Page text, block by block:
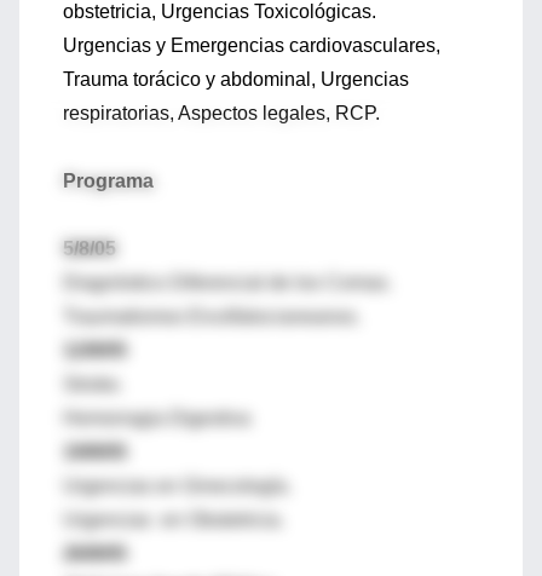
obstetricia, Urgencias Toxicológicas.
Urgencias y Emergencias cardiovasculares,
Trauma torácico y abdominal, Urgencias
respiratorias, Aspectos legales, RCP.
Programa
5/8/05
Diagnóstico Diferencial de los Comas.
Hemorragia Digestiva
Urgencias en Ginecología.
Urgencias en Obstetricia.